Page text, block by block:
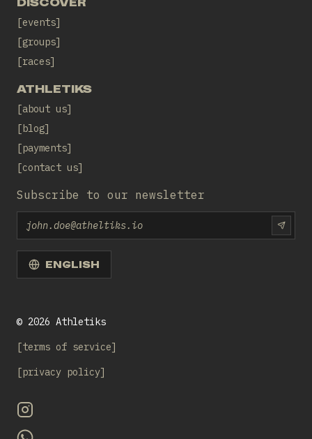
events
groups
races
ATHLETIKS
about us
blog
payments
contact us
Subscribe to our newsletter
Email
ENGLISH
© 2026 Athletiks
terms of service
privacy policy